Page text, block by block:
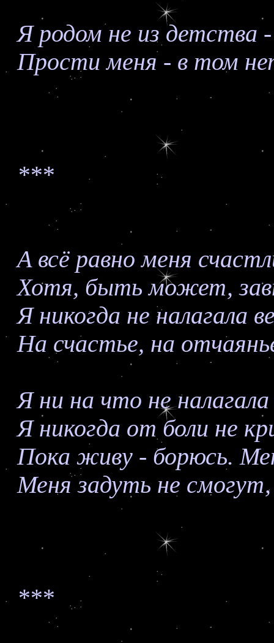
Я родом не из детства
Прости меня - в том
***
А всё равно меня
Хотя, быть может,
Я никогда не налагала
На счастье, на
Я ни на что не
Я никогда от боли не
Пока живу - борюсь.
Меня задуть не смогут,
***